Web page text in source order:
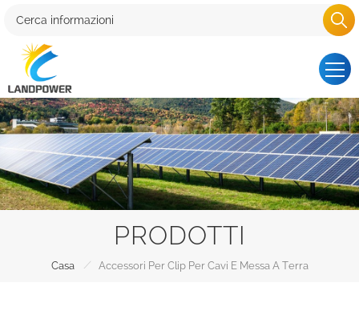
PRODOTTI
Casa / Accessori Per Clip Per Cavi E Messa A Terra